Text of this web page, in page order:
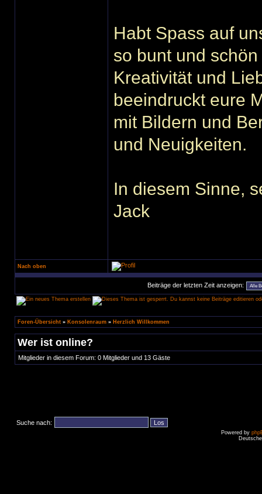
Habt Spass auf
so bunt und
Kreativität und
beeindruckt eure
mit Bildern und
und Neuigkeiten.
In diesem Sinne,
Jack
Nach oben
Beiträge der letzten Zeit anzeigen:
Foren-Übersicht » Konsolenraum » Herzlich Willkommen
Wer ist online?
Mitglieder in diesem Forum: 0 Mitglieder und 13 Gäste
Suche nach:
Powered by